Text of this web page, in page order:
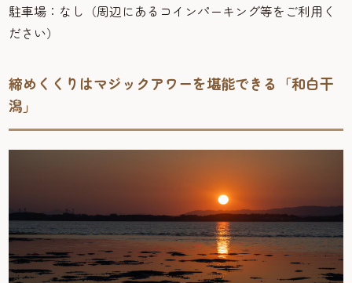
駐車場：なし（周辺にあるコインパーキング等をご利用く
ださい）
締めくくりはマジックアワーを堪能できる「和白干
潟」